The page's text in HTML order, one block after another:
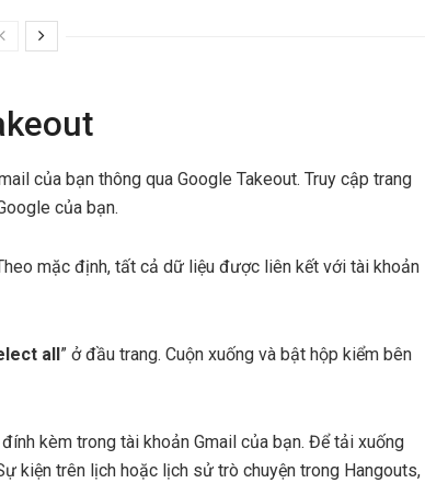
của bạn thông qua Google Takeout. Truy cập trang
của bạn.
mặc định, tất cả dữ liệu được liên kết với tài khoản
all” ở đầu trang. Cuộn xuống và bật hộp kiểm bên
kèm trong tài khoản Gmail của bạn. Để tải xuống
kiện trên lịch hoặc lịch sử trò chuyện trong Hangouts,